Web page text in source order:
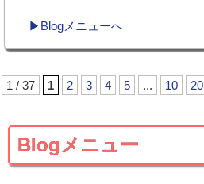
▶Blogメニューへ
1 / 37 1 2 3 4 5 ... 10 20
Blogメニュー